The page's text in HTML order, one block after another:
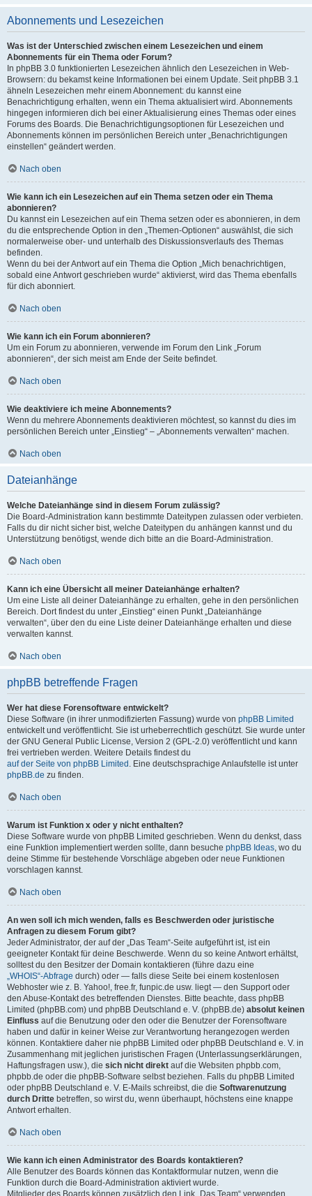
Abonnements und Lesezeichen
Was ist der Unterschied zwischen einem Lesezeichen und einem
Abonnements für ein Thema oder Forum?
In phpBB 3.0 funktionierten Lesezeichen ähnlich den Lesezeichen in Web-
Browsern: du bekamst keine Informationen bei einem Update. Seit phpBB 3.1
ähneln Lesezeichen mehr einem Abonnement: du kannst eine
Benachrichtigung erhalten, wenn ein Thema aktualisiert wird. Abonnements
hingegen informieren dich bei einer Aktualisierung eines Themas oder eines
Forums des Boards. Die Benachrichtigungsoptionen für Lesezeichen und
Abonnements können im persönlichen Bereich unter „Benachrichtigungen
einstellen“ geändert werden.
Nach oben
Wie kann ich ein Lesezeichen auf ein Thema setzen oder ein Thema
abonnieren?
Du kannst ein Lesezeichen auf ein Thema setzen oder es abonnieren, in dem
du die entsprechende Option in den „Themen-Optionen“ auswählst, die sich
normalerweise ober- und unterhalb des Diskussionsverlaufs des Themas
befinden.
Wenn du bei der Antwort auf ein Thema die Option „Mich benachrichtigen,
sobald eine Antwort geschrieben wurde“ aktivierst, wird das Thema ebenfalls
für dich abonniert.
Nach oben
Wie kann ich ein Forum abonnieren?
Um ein Forum zu abonnieren, verwende im Forum den Link „Forum
abonnieren“, der sich meist am Ende der Seite befindet.
Nach oben
Wie deaktiviere ich meine Abonnements?
Wenn du mehrere Abonnements deaktivieren möchtest, so kannst du dies im
persönlichen Bereich unter „Einstieg“ – „Abonnements verwalten“ machen.
Nach oben
Dateianhänge
Welche Dateianhänge sind in diesem Forum zulässig?
Die Board-Administration kann bestimmte Dateitypen zulassen oder verbieten.
Falls du dir nicht sicher bist, welche Dateitypen du anhängen kannst und du
Unterstützung benötigst, wende dich bitte an die Board-Administration.
Nach oben
Kann ich eine Übersicht all meiner Dateianhänge erhalten?
Um eine Liste all deiner Dateianhänge zu erhalten, gehe in den persönlichen
Bereich. Dort findest du unter „Einstieg“ einen Punkt „Dateianhänge
verwalten“, über den du eine Liste deiner Dateianhänge erhalten und diese
verwalten kannst.
Nach oben
phpBB betreffende Fragen
Wer hat diese Forensoftware entwickelt?
Diese Software (in ihrer unmodifizierten Fassung) wurde von phpBB Limited
entwickelt und veröffentlicht. Sie ist urheberrechtlich geschützt. Sie wurde unter
der GNU General Public License, Version 2 (GPL-2.0) veröffentlicht und kann
frei vertrieben werden. Weitere Details findest du
auf der Seite von phpBB Limited . Eine deutschsprachige Anlaufstelle ist unter
phpBB.de zu finden.
Nach oben
Warum ist Funktion x oder y nicht enthalten?
Diese Software wurde von phpBB Limited geschrieben. Wenn du denkst, dass
eine Funktion implementiert werden sollte, dann besuche phpBB Ideas, wo du
deine Stimme für bestehende Vorschläge abgeben oder neue Funktionen
vorschlagen kannst.
Nach oben
An wen soll ich mich wenden, falls es Beschwerden oder juristische
Anfragen zu diesem Forum gibt?
Jeder Administrator, der auf der „Das Team“-Seite aufgeführt ist, ist ein
geeigneter Kontakt für deine Beschwerde. Wenn du so keine Antwort erhältst,
solltest du den Besitzer der Domain kontaktieren (führe dazu eine
„WHOIS“-Abfrage durch) oder — falls diese Seite bei einem kostenlosen
Webhoster wie z. B. Yahoo!, free.fr, funpic.de usw. liegt — den Support oder
den Abuse-Kontakt des betreffenden Dienstes. Bitte beachte, dass phpBB
Limited (phpBB.com) und phpBB Deutschland e. V. (phpBB.de) absolut keinen
Einfluss auf die Benutzung oder den oder die Benutzer der Forensoftware
haben und dafür in keiner Weise zur Verantwortung herangezogen werden
können. Kontaktiere daher nie phpBB Limited oder phpBB Deutschland e. V. in
Zusammenhang mit jeglichen juristischen Fragen (Unterlassungserklärungen,
Haftungsfragen usw.), die sich nicht direkt auf die Websiten phpbb.com,
phpbb.de oder die phpBB-Software selbst beziehen. Falls du phpBB Limited
oder phpBB Deutschland e. V. E-Mails schreibst, die die Softwarenutzung
durch Dritte betreffen, so wirst du, wenn überhaupt, höchstens eine knappe
Antwort erhalten.
Nach oben
Wie kann ich einen Administrator des Boards kontaktieren?
Alle Benutzer des Boards können das Kontaktformular nutzen, wenn die
Funktion durch die Board-Administration aktiviert wurde.
Mitglieder des Boards können zusätzlich den Link „Das Team“ verwenden.